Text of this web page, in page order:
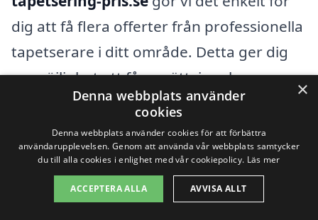
dig att få flera offerter från professionella
tapetserare i ditt område. Detta ger dig
en möjlighet att få en rättvis och
transparent bild av vad tapetsering kan
kosta, så att du kan göra ett välgrundat
val som passar din budget.
Få 3 erbjudanden, gratis och utan
×
Denna webbplats använder
cookies
Denna webbplats använder cookies för att förbättra
användarupplevelsen. Genom att använda vår webbplats samtycker
du till alla cookies i enlighet med vår cookiepolicy. Läs mer
ACCEPTERA ALLA AVVISA ALLT